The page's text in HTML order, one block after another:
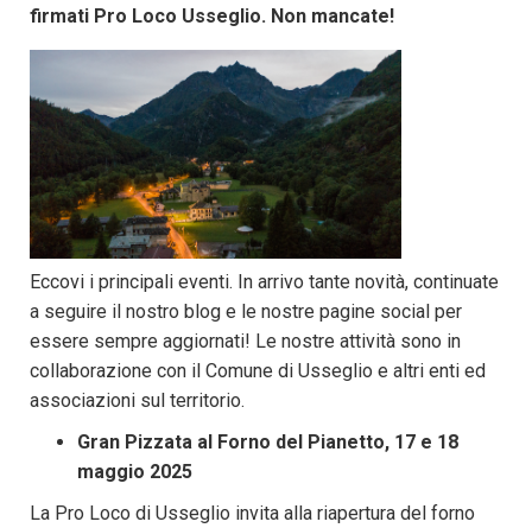
firmati Pro Loco Usseglio. Non mancate!
Eccovi i principali eventi. In arrivo tante novità, continuate
a seguire il nostro blog e le nostre pagine social per
essere sempre aggiornati! Le nostre attività sono in
collaborazione con il Comune di Usseglio e altri enti ed
associazioni sul territorio.
Gran Pizzata al Forno del Pianetto, 17 e 18
maggio 2025
La Pro Loco di Usseglio invita alla riapertura del forno